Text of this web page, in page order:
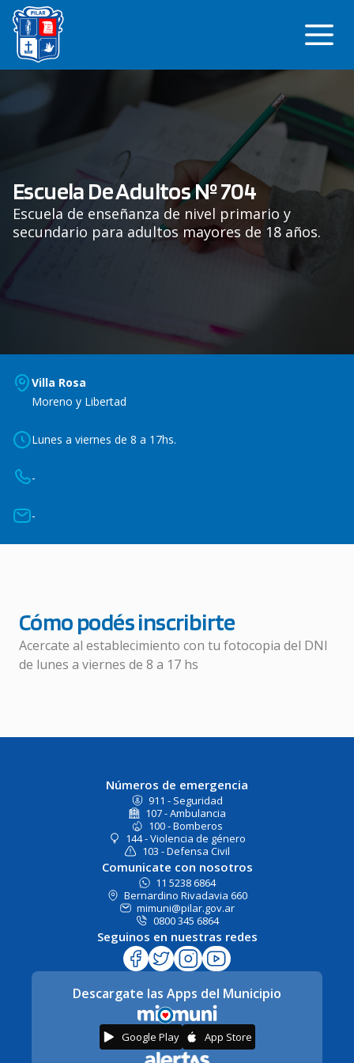
Saltar
contenido
Escuela De Adultos Nº 704
Escuela de enseñanza de nivel primario y
secundario para adultos mayores de 18 años.
Villa Rosa
Moreno y Libertad
Lunes a viernes de 8 a 17hs.
-
-
Cómo podés inscribirte
Acercate al establecimiento con tu fotocopia del DNI
de lunes a viernes de 8 a 17 hs
Números de emergencia
911 - Seguridad
107 - Ambulancia
100 - Bomberos
144 - Violencia de género
103 - Defensa Civil
Comunicate con nosotros
11 5238 6864
Bernardino Rivadavia 660
mimuni@pilar.gov.ar
0800 345 6864
Seguinos en nuestras redes
Descargate las Apps del Municipio
Google Play App Store